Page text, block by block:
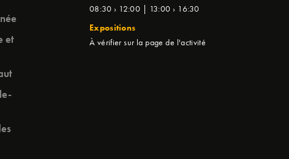
et
08:30 › 12:00 | 13:00 › 16:30
Expositions
À vérifier sur la page de l'activité